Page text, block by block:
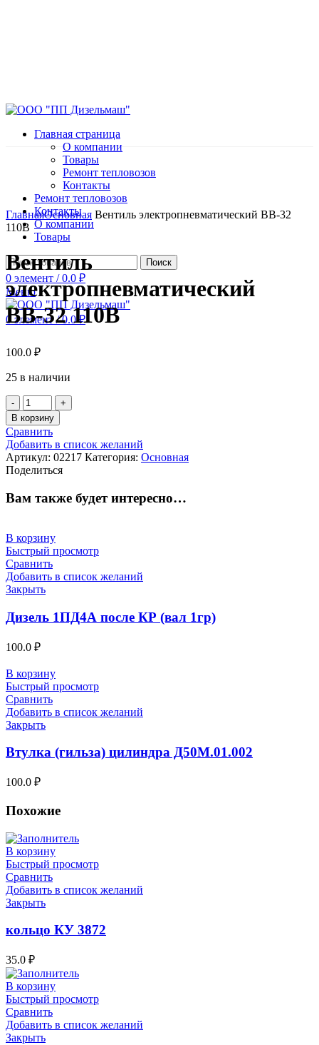
Главная страница
О компании
Товары
Ремонт тепловозов
Контакты
Ремонт тепловозов
Контакты
О компании
Товары
Поиск
0 элемент / 0.0 ₽
Меню
0элемент / 0.0₽
Нажмите, чтобы увеличить
ГлавнаяОсновная Вентиль электропневматический ВВ-32
110В
Вентиль
электропневматический
ВВ-32 110В
100.0 ₽
25 в наличии
Количество
товара
Вентиль
электропневматический
ВВ-32
110В
В корзину
Сравнить
Добавить в список желаний
Артикул: 02217 Категория: Основная
Поделиться
Вам также будет интересно…
В корзину
Быстрый просмотр
Сравнить
Добавить в список желаний
Закрыть
Дизель 1ПД4А после КР (вал 1гр)
100.0 ₽
В корзину
Быстрый просмотр
Сравнить
Добавить в список желаний
Закрыть
Втулка (гильза) цилиндра Д50М.01.002
100.0 ₽
Похожие
В корзину
Быстрый просмотр
Сравнить
Добавить в список желаний
Закрыть
кольцо КУ 3872
35.0 ₽
В корзину
Быстрый просмотр
Сравнить
Добавить в список желаний
Закрыть